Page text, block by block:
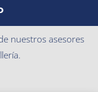
nuestros asesores